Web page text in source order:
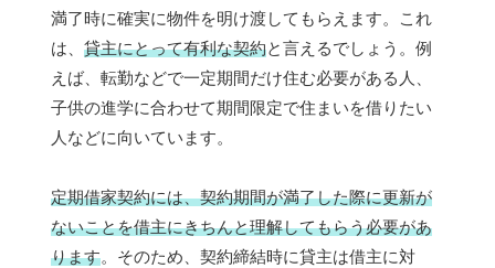
満了時に確実に物件を明け渡してもらえます。これ
は、 貸主にとって有利な契約と言えるでしょう。例
えば、転勤などで一定期間だけ住む必要がある人、
子供の進学に合わせて期間限定で住まいを借りたい
人などに向いています。
定期借家契約には、契約期間が満了した際に更新が
ないことを借主にきちんと理解してもらう必要があ
ります。そのため、契約締結時に貸主は借主に対